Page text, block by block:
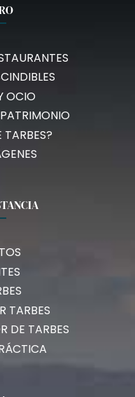
OCIO
TARBES?
TARBES
DE TARBES